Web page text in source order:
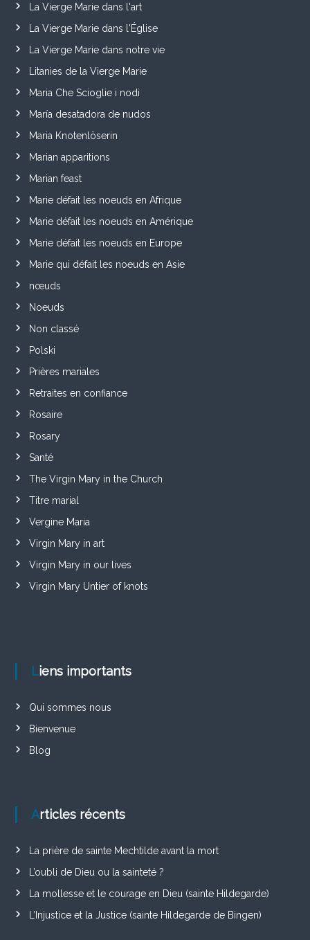
La Vierge Marie dans l'art
La Vierge Marie dans l'Église
La Vierge Marie dans notre vie
Litanies de la Vierge Marie
Maria Che Scioglie i nodi
María desatadora de nudos
Maria Knotenlöserin
Marian apparitions
Marian feast
Marie défait les noeuds en Afrique
Marie défait les noeuds en Amérique
Marie défait les noeuds en Europe
Marie qui défait les noeuds en Asie
nœuds
Noeuds
Non classé
Polski
Prières mariales
Retraites en confiance
Rosaire
Rosary
Santé
The Virgin Mary in the Church
Titre marial
Vergine Maria
Virgin Mary in art
Virgin Mary in our lives
Virgin Mary Untier of knots
Liens importants
Qui sommes nous
Bienvenue
Blog
Articles récents
La prière de sainte Mechtilde avant la mort
L’oubli de Dieu ou la sainteté ?
La mollesse et le courage en Dieu (sainte Hildegarde)
L’Injustice et la Justice (sainte Hildegarde de Bingen)